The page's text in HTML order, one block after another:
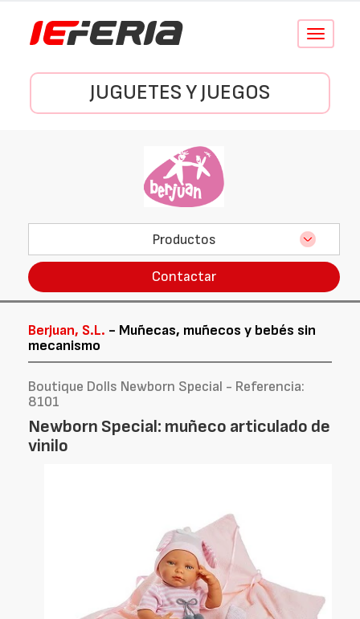
Conmutar
JUGUETES Y JUEGOS
Productos
Contactar
Berjuan, S.L. - Muñecas, muñecos y bebés sin
mecanismo
Boutique Dolls Newborn Special - Referencia:
8101
Newborn Special: muñeco articulado de
vinilo